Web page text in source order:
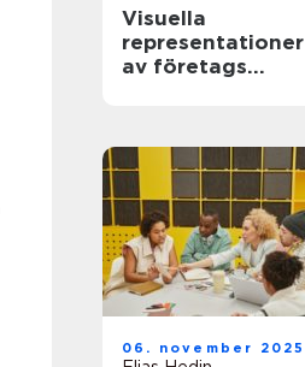
Visuella
representationer
av företags
06. november 2025